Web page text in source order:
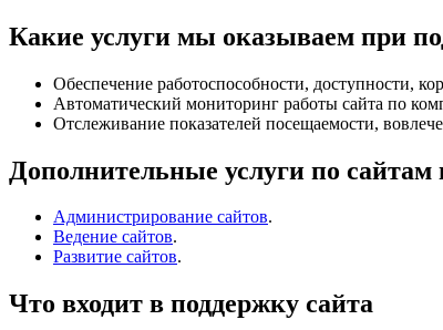
Какие услуги мы оказываем при
Обеспечение работоспособности, доступности,
Автоматический мониторинг работы сайта по
Отслеживание показателей посещаемости,
Дополнительные услуги по сайтам
Администрирование сайтов.
Ведение сайтов.
Развитие сайтов.
Что входит в поддержку сайта